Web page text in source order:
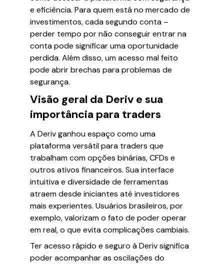
e eficiência. Para quem está no mercado de
investimentos, cada segundo conta –
perder tempo por não conseguir entrar na
conta pode significar uma oportunidade
perdida. Além disso, um acesso mal feito
pode abrir brechas para problemas de
segurança.
Visão geral da Deriv e sua
importância para traders
A Deriv ganhou espaço como uma
plataforma versátil para traders que
trabalham com opções binárias, CFDs e
outros ativos financeiros. Sua interface
intuitiva e diversidade de ferramentas
atraem desde iniciantes até investidores
mais experientes. Usuários brasileiros, por
exemplo, valorizam o fato de poder operar
em real, o que evita complicações cambiais.
Ter acesso rápido e seguro à Deriv significa
poder acompanhar as oscilações do